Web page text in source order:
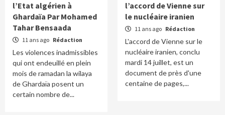
l’Etat algérien à
Ghardaïa Par Mohamed
Tahar Bensaada
11 ans ago Rédaction
Les violences inadmissibles
qui ont endeuillé en plein
mois de ramadan la wilaya
de Ghardaïa posent un
certain nombre de...
l’accord de Vienne sur
le nucléaire iranien
11 ans ago Rédaction
L'accord de Vienne sur le
nucléaire iranien, conclu
mardi 14 juillet, est un
document de près d'une
centaine de pages,...